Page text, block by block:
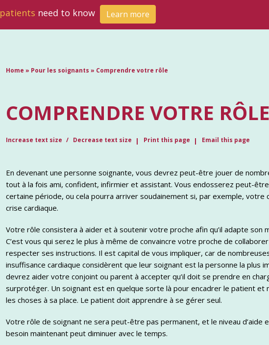
patients need to know Learn more
Home » Pour les soignants » Comprendre votre rôle
COMPRENDRE VOTRE RÔLE
Increase text size Decrease text size Print this page Email this page
En devenant une personne soignante, vous devrez peut-être jouer de
tout à la fois ami, confident, infirmier et assistant. Vous endosserez peut-
certaine période, ou cela pourra arriver soudainement si, par exemple,
crise cardiaque.
Votre rôle consistera à aider et à soutenir votre proche afin qu’il adapte son
C’est vous qui serez le plus à même de convaincre votre proche de
respecter ses instructions. Il est capital de vous impliquer, car de
insuffisance cardiaque considèrent que leur soignant est la personne la plus
devrez aider votre conjoint ou parent à accepter qu’il doit se prendre en
surprotéger. Un soignant est en quelque sorte là pour encadrer le patient et
les choses à sa place. Le patient doit apprendre à se gérer seul.
Votre rôle de soignant ne sera peut-être pas permanent, et le niveau d’aide
besoin maintenant peut diminuer avec le temps.